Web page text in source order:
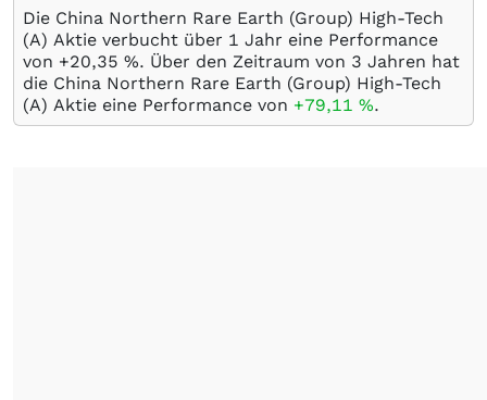
Die China Northern Rare Earth (Group) High-Tech
(A) Aktie verbucht über 1 Jahr eine Performance
von +20,35 %. Über den Zeitraum von 3 Jahren hat
die China Northern Rare Earth (Group) High-Tech
(A) Aktie eine Performance von +79,11 %.